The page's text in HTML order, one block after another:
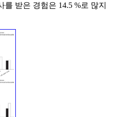
받은 경험은 14.5 %로 많지